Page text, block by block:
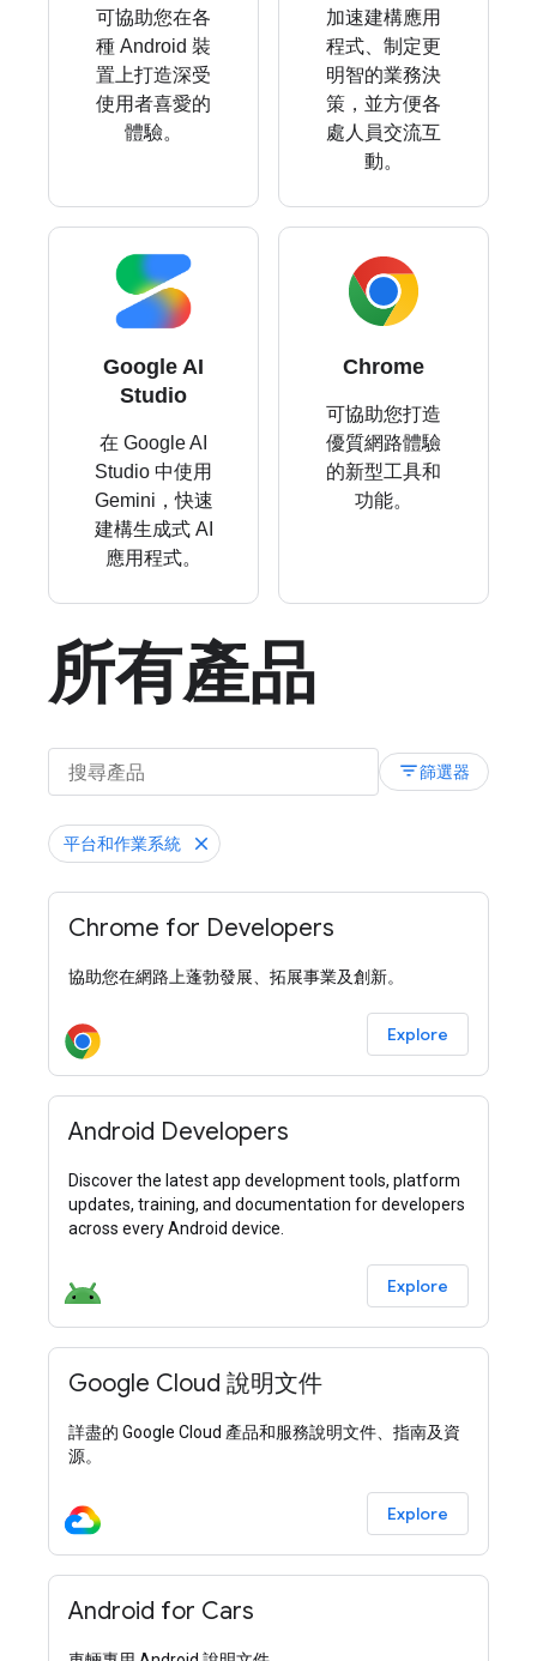
可協助您在各
種 Android 裝
置上打造深受
使用者喜愛的
體驗。
加速建構應用
程式、制定更
明智的業務決
策，並方便各
處人員交流互
動。
Google AI
Studio
在 Google AI
Studio 中使用
Gemini，快速
建構生成式 AI
應用程式。
Chrome
可協助您打造
優質網路體驗
的新型工具和
功能。
所有產品
filter_list篩選器
平台和作業系統
Chrome for Developers
協助您在網路上蓬勃發展、拓展事業及創新。
Explore
Android Developers
Discover the latest app development tools, platform
updates, training, and documentation for developers
across every Android device.
Explore
Google Cloud 說明文件
詳盡的 Google Cloud 產品和服務說明文件、指南及資
源。
Explore
Android for Cars